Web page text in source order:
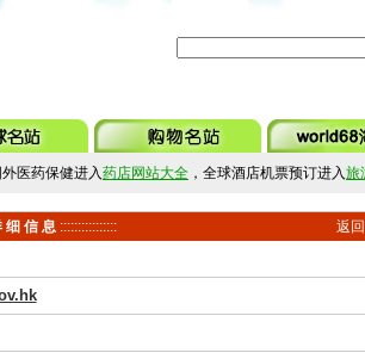
外医药保健进入药店网站大全 ，全球酒店机票预订进入旅
细 信 息 ::::::::::::::::
返